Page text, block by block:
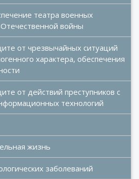
театра военных
войны
от чрезвычайных ситуаций
характера, обеспечения
от действий преступников с
технологий
жизнь
заболеваний